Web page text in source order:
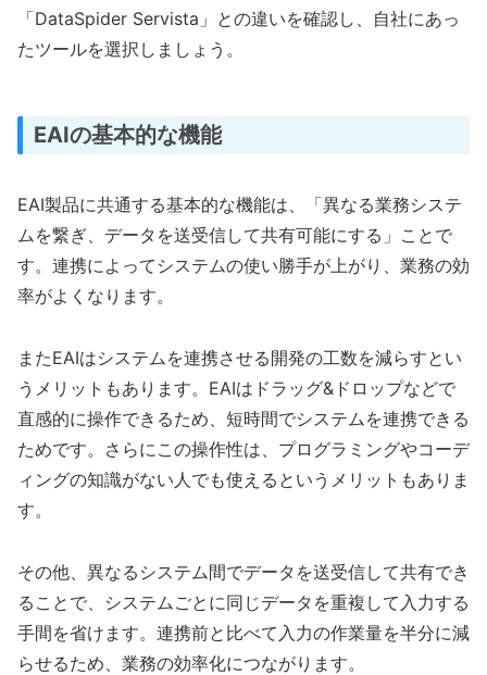
「DataSpider Servista」との違いを確認し、自社にあっ
たツールを選択しましょう。
EAIの基本的な機能
EAI製品に共通する基本的な機能は、「異なる業務システ
ムを繋ぎ、データを送受信して共有可能にする」ことで
す。連携によってシステムの使い勝手が上がり、業務の効
率がよくなります。
またEAIはシステムを連携させる開発の工数を減らすとい
うメリットもあります。EAIはドラッグ&ドロップなどで
直感的に操作できるため、短時間でシステムを連携できる
ためです。さらにこの操作性は、プログラミングやコーデ
ィングの知識がない人でも使えるというメリットもありま
す。
その他、異なるシステム間でデータを送受信して共有でき
ることで、システムごとに同じデータを重複して入力する
手間を省けます。連携前と比べて入力の作業量を半分に減
らせるため、業務の効率化につながります。